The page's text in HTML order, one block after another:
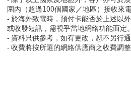
圍內（超過100個國家／地區）接收來電
-於海外致電時，預付卡能否於上述以
或收發短訊，需視乎當地網絡功能而定。
- 資料只供參考，如有更改，恕不另行通
-收費將按所選的網絡供應商之收費調整